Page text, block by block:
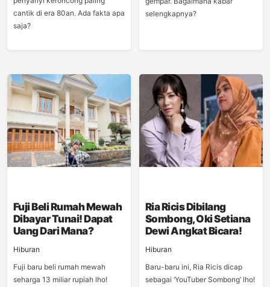
cantik di era 80an. Ada fakta apa
saja?
selengkapnya?
Fuji Beli Rumah Mewah
Dibayar Tunai! Dapat
Uang Dari Mana?
Hiburan
Fuji baru beli rumah mewah
seharga 13 miliar rupiah lho!
Ria Ricis Dibilang
Sombong, Oki Setiana
Dewi Angkat Bicara!
Hiburan
Baru-baru ini, Ria Ricis dicap
sebagai ‘YouTuber Sombong’ lho!